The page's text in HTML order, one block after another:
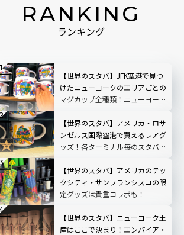
RANKING
ランキング
【世界のスタバ】JFK空港で見つ
けたニューヨークのエリアごとの
マグカップ全種類！ニューヨーク
ガイド
【世界のスタバ】アメリカ・ロサ
ンゼルス国際空港で買えるレアグ
ッズ！各ターミナル毎のスタバ情
【世界のスタバ】アメリカのテッ
クシティ・サンフランシスコの限
定グッズは貴重コラボも！
【世界のスタバ】ニューヨーク土
産はここで決まり！エンパイア・